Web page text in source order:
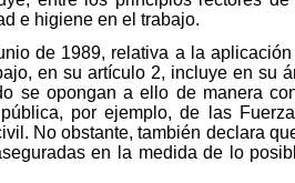
e higiene en el trabajo.
de 1989, relativa a la
en su artículo 2, incluye en su
se opongan a ello de manera
por ejemplo, de las
No obstante, también declara
en la medida de lo